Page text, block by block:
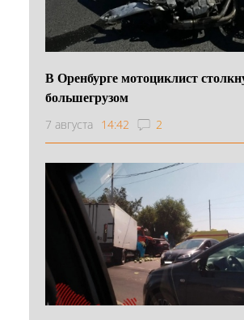
В Оренбурге мотоциклист
большегрузом
7 августа 14:42 2